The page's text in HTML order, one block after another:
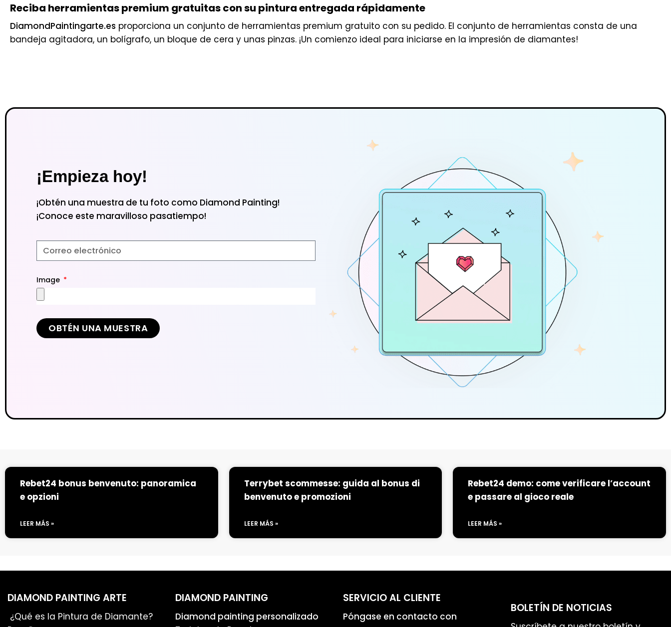
Reciba herramientas premium gratuitas con su pintura entregada rápidamente
DiamondPaintingarte.es proporciona un conjunto de herramientas premium gratuito con su pedido. El conjunto de herramientas consta de una
bandeja agitadora, un bolígrafo, un bloque de cera y unas pinzas. ¡Un comienzo ideal para iniciarse en la impresión de diamantes!
¡Empieza hoy!
¡Obtén una muestra de tu foto como Diamond Painting!
¡Conoce este maravilloso pasatiempo!
Image
OBTÉN UNA MUESTRA
Rebet24 bonus benvenuto: panoramica
e opzioni
LEER MÁS »
Terrybet scommesse: guida al bonus di
benvenuto e promozioni
LEER MÁS »
Rebet24 demo: come verificare l’account
e passare al gioco reale
LEER MÁS »
DIAMOND PAINTING ARTE
¿Qué es la Pintura de Diamante?
DIAMOND PAINTING
Diamond painting personalizado
SERVICIO AL CLIENTE
Póngase en contacto con
BOLETÍN DE NOTICIAS